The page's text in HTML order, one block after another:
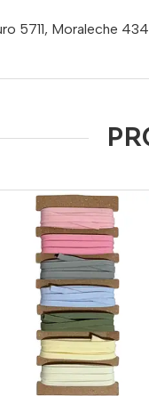
5711, Moraleche